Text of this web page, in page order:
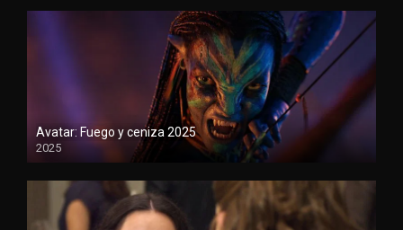
Avatar: Fuego y ceniza 2025
2025
1080P